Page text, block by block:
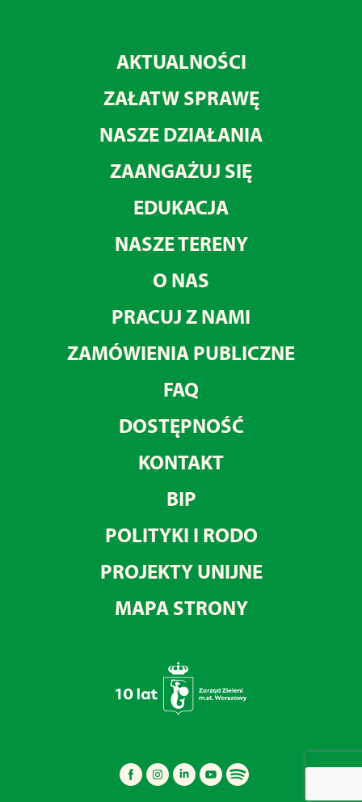
AKTUALNOŚCI
ZAŁATW SPRAWĘ
NASZE DZIAŁANIA
ZAANGAŻUJ SIĘ
EDUKACJA
NASZE TERENY
O NAS
PRACUJ Z NAMI
ZAMÓWIENIA PUBLICZNE
FAQ
DOSTĘPNOŚĆ
KONTAKT
BIP
POLITYKI I RODO
PROJEKTY UNIJNE
MAPA STRONY